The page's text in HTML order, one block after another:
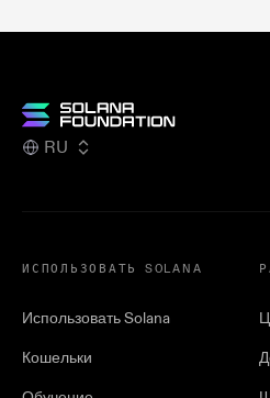
RU
ИСПОЛЬЗОВАТЬ SOLANA
Использовать Solana
Кошельки